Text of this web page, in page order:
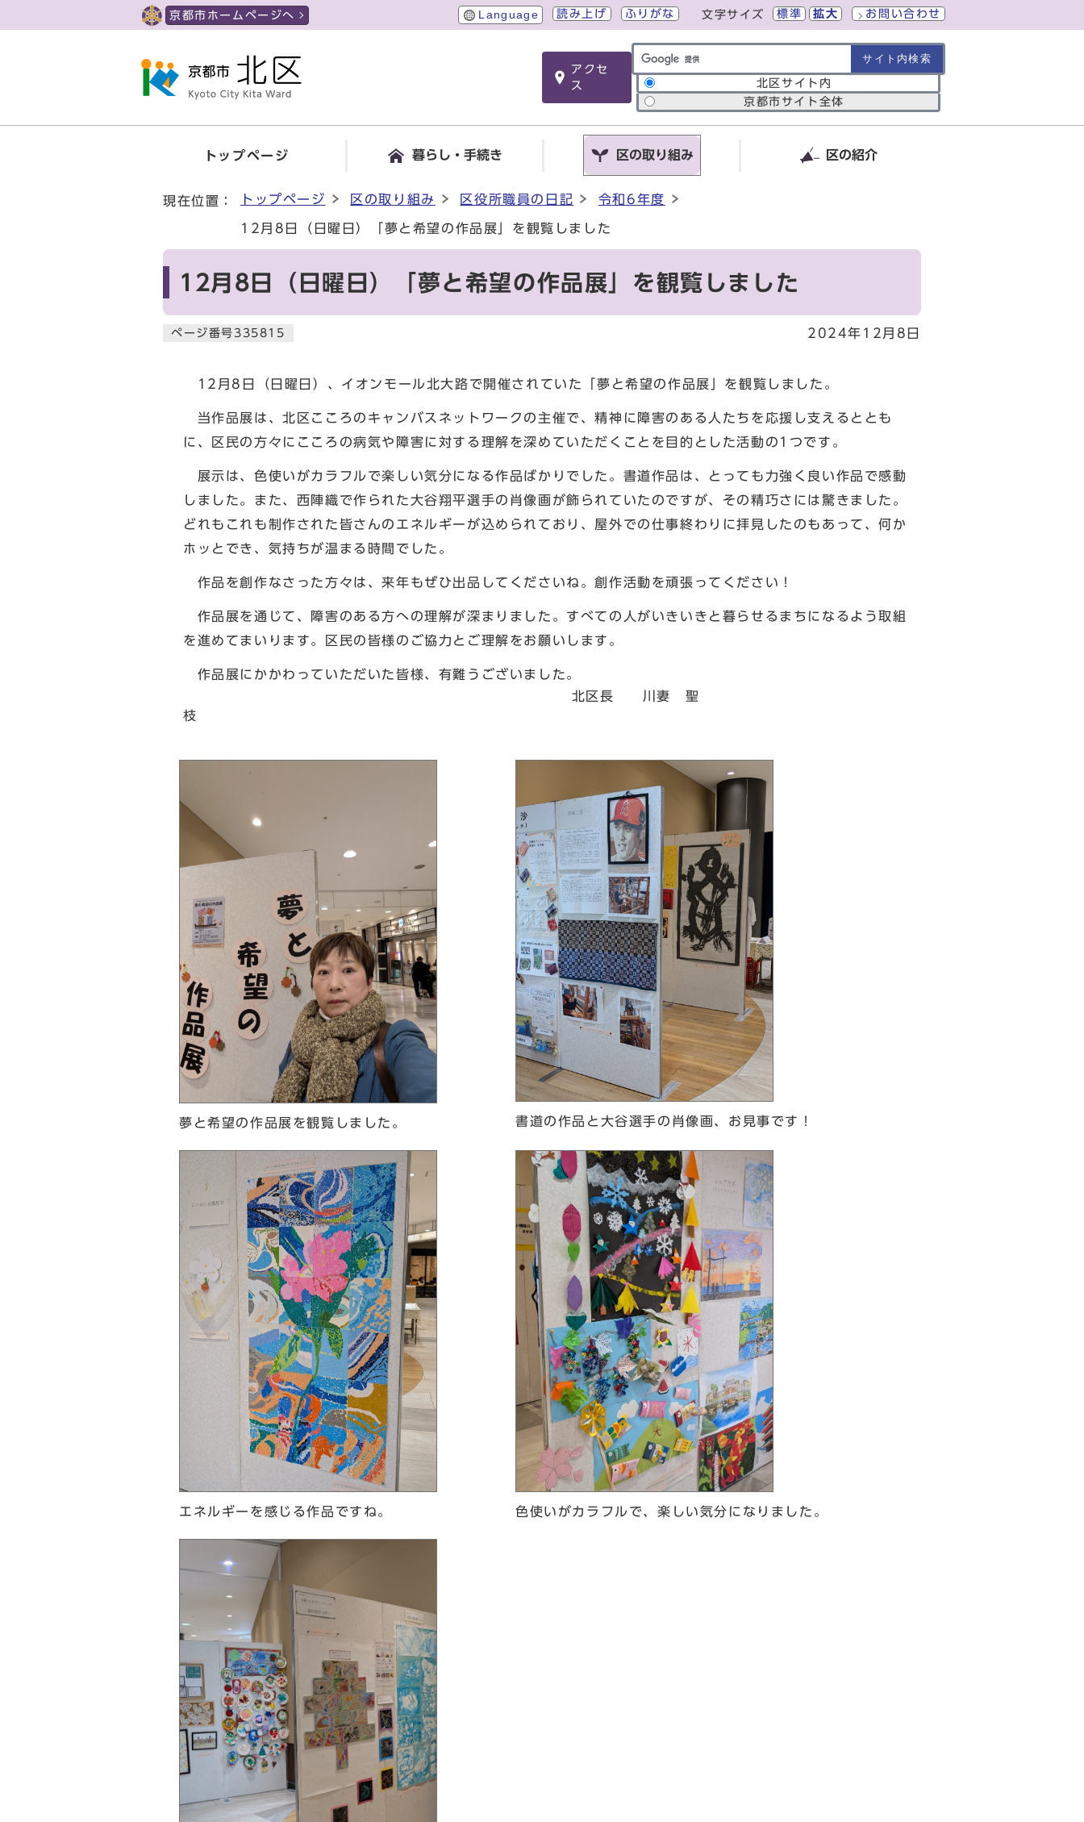
京都市ホームページへ Language 読み上げ ふりがな 文字サイズ 標準 拡大 お問い合わせ
アクセ
ス
サイト内検索の範囲
北区サイト内
京都市サイト全体
トップページ 暮らし・手続き 区の取り組み 区の紹介
現在位置： トップページ 区の取り組み 区役所職員の日記 令和6年度
12月8日（日曜日）「夢と希望の作品展」を観覧しました
12月8日（日曜日）「夢と希望の作品展」を観覧しました
ページ番号335815 2024年12月8日
12月8日（日曜日）、イオンモール北大路で開催されていた「夢と希望の作品展」を観覧しました。
当作品展は、北区こころのキャンバスネットワークの主催で、精神に障害のある人たちを応援し支えるととも
に、区民の方々にこころの病気や障害に対する理解を深めていただくことを目的とした活動の1つです。
展示は、色使いがカラフルで楽しい気分になる作品ばかりでした。書道作品は、とっても力強く良い作品で感動
しました。また、西陣織で作られた大谷翔平選手の肖像画が飾られていたのですが、その精巧さには驚きました。
どれもこれも制作された皆さんのエネルギーが込められており、屋外での仕事終わりに拝見したのもあって、何か
ホッとでき、気持ちが温まる時間でした。
作品を創作なさった方々は、来年もぜひ出品してくださいね。創作活動を頑張ってください！
作品展を通じて、障害のある方への理解が深まりました。すべての人がいきいきと暮らせるまちになるよう取組
を進めてまいります。区民の皆様のご協力とご理解をお願いします。
作品展にかかわっていただいた皆様、有難うございました。
北区長 川妻 聖
枝
夢と希望の作品展を観覧しました。 書道の作品と大谷選手の肖像画、お見事です！
エネルギーを感じる作品ですね。 色使いがカラフルで、楽しい気分になりました。